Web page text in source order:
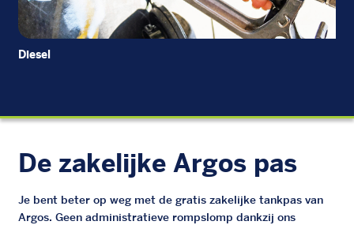
Diesel
De zakelijke Argos pas
Je bent beter op weg met de gratis zakelijke tankpas van
Argos. Geen administratieve rompslomp dankzij ons